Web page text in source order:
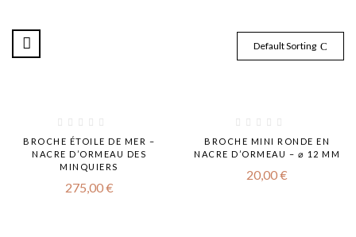
Default Sorting
BROCHE ÉTOILE DE MER –
NACRE D’ORMEAU DES
MINQUIERS
275,00€
BROCHE MINI RONDE EN
NACRE D’ORMEAU – ⌀ 12 MM
20,00€